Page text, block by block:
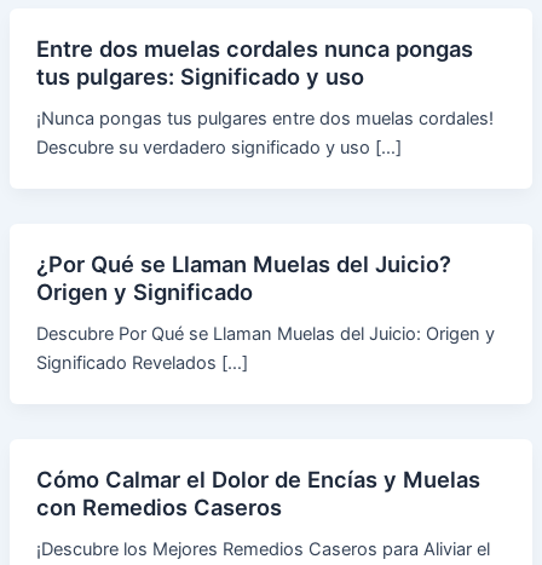
Entre dos muelas cordales nunca pongas
tus pulgares: Significado y uso
¡Nunca pongas tus pulgares entre dos muelas cordales!
Descubre su verdadero significado y uso […]
¿Por Qué se Llaman Muelas del Juicio?
Origen y Significado
Descubre Por Qué se Llaman Muelas del Juicio: Origen y
Significado Revelados […]
Cómo Calmar el Dolor de Encías y Muelas
con Remedios Caseros
¡Descubre los Mejores Remedios Caseros para Aliviar el